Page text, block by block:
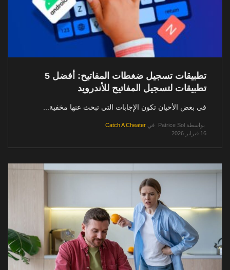
تطبيقات تسجيل ضغطات المفاتيح: أفضل 5
تطبيقات لتسجيل المفاتيح للأندرويد
في بعض الأحيان تكون الإجابات التي تبحث عنها مخفية...
بواسطة Patrice Sol في Catch A Cheater
16 فبراير 2026